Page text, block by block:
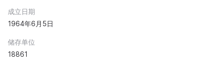
成立日期
1964年6月5日
储存单位
18861